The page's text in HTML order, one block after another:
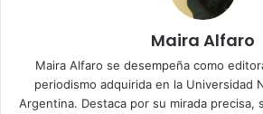
Maira Alfaro
Maira Alfaro se desempeña como
periodismo adquirida en la Universidad
Argentina. Destaca por su mirada precisa,